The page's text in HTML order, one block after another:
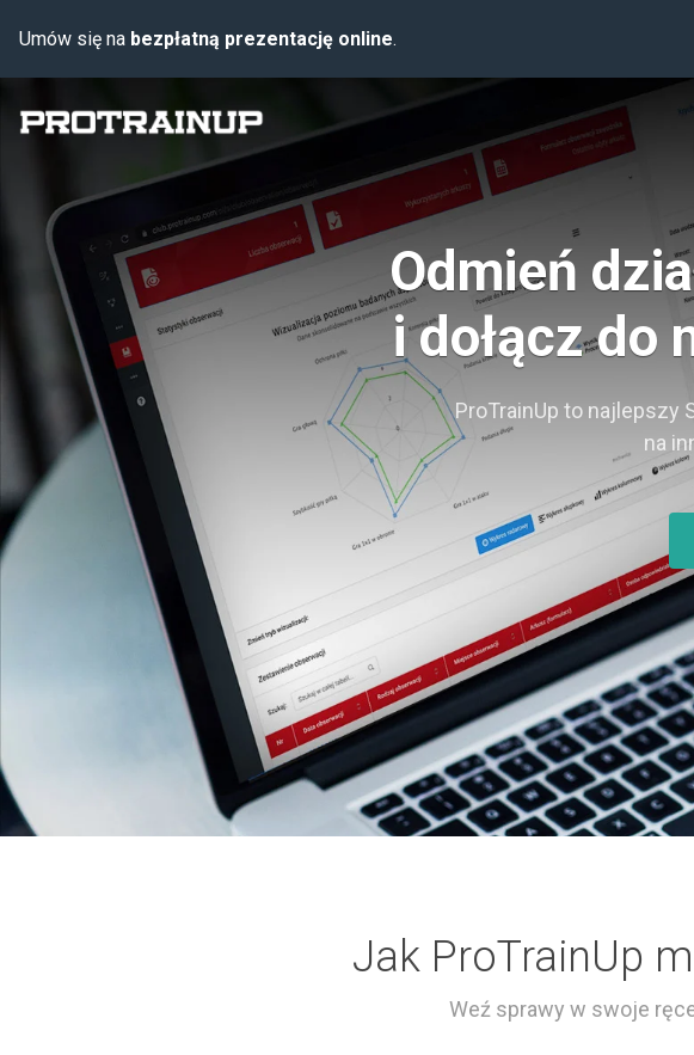
Umów się na bezpłatną prezentację online.
Odmień
i dołącz do
ProTrainUp to najlepszy
na
Jak ProTrainUp
Weź sprawy w swoje